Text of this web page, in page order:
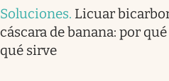
Soluciones. Licuar
cáscara de banana: por
qué sirve